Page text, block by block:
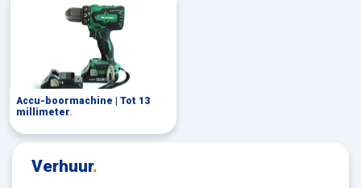
Accu-boormachine | Tot 13
millimeter.
Verhuur.